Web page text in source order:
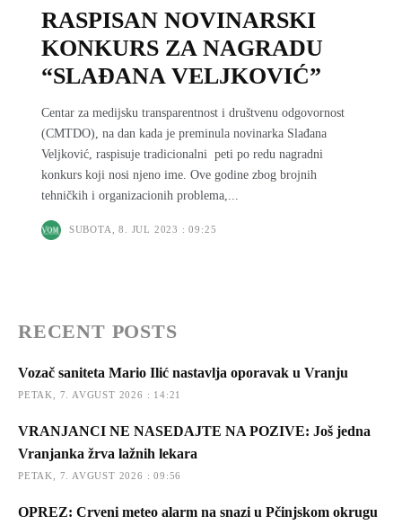
RASPISAN NOVINARSKI
KONKURS ZA NAGRADU
“SLAĐANA VELJKOVIĆ”
Centar za medijsku transparentnost i društvenu odgovornost
(CMTDO), na dan kada je preminula novinarka Slađana
Veljković, raspisuje tradicionalni peti po redu nagradni
konkurs koji nosi njeno ime. Ove godine zbog brojnih
tehničkih i organizacionih problema,...
SUBOTA, 8. JUL 2023 : 09:25
RECENT POSTS
Vozač saniteta Mario Ilić nastavlja oporavak u Vranju
PETAK, 7. AVGUST 2026 : 14:21
VRANJANCI NE NASEDAJTE NA POZIVE: Još jedna
Vranjanka žrva lažnih lekara
PETAK, 7. AVGUST 2026 : 09:56
OPREZ: Crveni meteo alarm na snazi u Pčinjskom okrugu